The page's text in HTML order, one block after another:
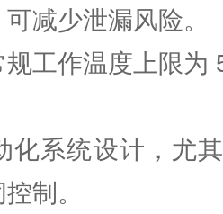
减少泄漏风险。
规工作温度上限
化系统‌设计，尤
制。